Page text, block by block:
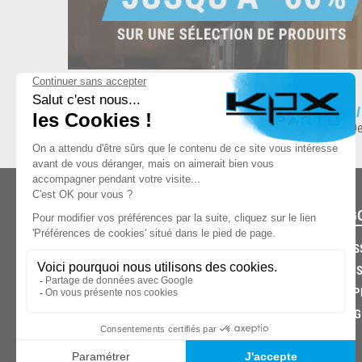
ESPACE DE STOCKAGE
8.500 produits en stock
03.85.32.96.74
© 2026 - KPX PARTS - SITE CRÉÉ PARLET'S CLIC